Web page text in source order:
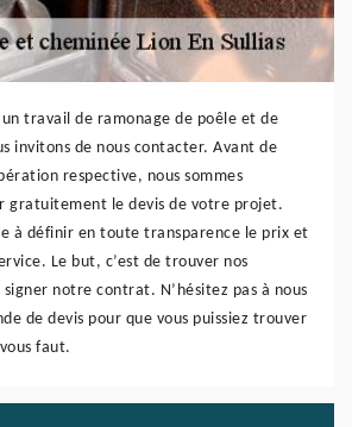
travail de ramonage de poêle et de
invitons de nous contacter. Avant de
respective, nous sommes
gratuitement le devis de votre projet.
à définir en toute transparence le prix et
Le but, c’est de trouver nos
signer notre contrat. N’hésitez pas à nous
de devis pour que vous puissiez trouver
faut.